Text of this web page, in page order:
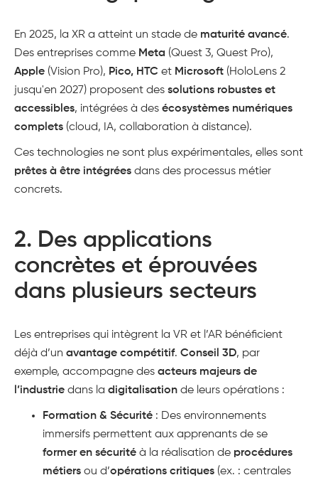
En 2025, la XR a atteint un stade de maturité avancé.
Des entreprises comme Meta (Quest 3, Quest Pro),
Apple (Vision Pro), Pico, HTC et Microsoft (HoloLens 2
jusqu'en 2027) proposent des solutions robustes et
accessibles, intégrées à des écosystèmes numériques
complets (cloud, IA, collaboration à distance).
Ces technologies ne sont plus expérimentales, elles sont
prêtes à être intégrées dans des processus métier
concrets​.
2. Des applications
concrètes et éprouvées
dans plusieurs secteurs
Les entreprises qui intègrent la VR et l’AR bénéficient
déjà d’un avantage compétitif. Conseil 3D, par
exemple, accompagne des acteurs majeurs de
l’industrie dans la digitalisation de leurs opérations​ :
Formation & Sécurité : Des environnements
immersifs permettent aux apprenants de se
former en sécurité à la réalisation de procédures
métiers ou d’opérations critiques (ex. : centrales